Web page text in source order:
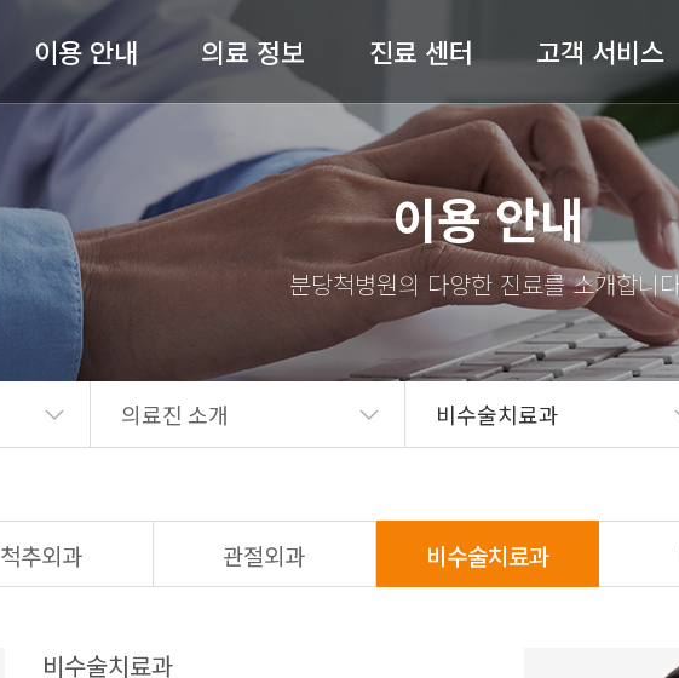
이용 안내
의료진 소개
진료안내
입퇴원 수속
서류발급안내
의료 정보
허리 / 목
어깨 / 팔
고관절 / 무릎 / 발
진료 센터
척추센터
관절센터
비수술센터
내과
도수재활센터
고객 서비스
공지사항
전문의 상담
온라인예약
완쾌 스토리
고객의 소리
자주 묻는 질문(FAQ)
이용 안내
의료진 소개 비수술치료과
척추외과 관절외과 비수술치료과
비수술치료과